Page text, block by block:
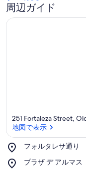
周辺ガイド
251 Fortaleza Street,
地図で表示
フォルタレサ通り
Place,
ォ
プラザ デ アルマス
Place,